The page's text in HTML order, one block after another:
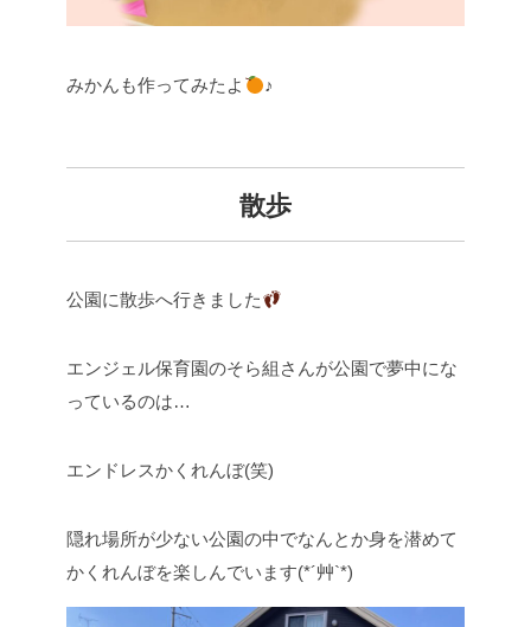
みかんも作ってみたよ ♪
散歩
公園に散歩へ行きました
エンジェル保育園のそら組さんが公園で夢中にな
っているのは…
エンドレスかくれんぼ(笑)
隠れ場所が少ない公園の中でなんとか身を潜めて
かくれんぼを楽しんでいます(*´艸`*)